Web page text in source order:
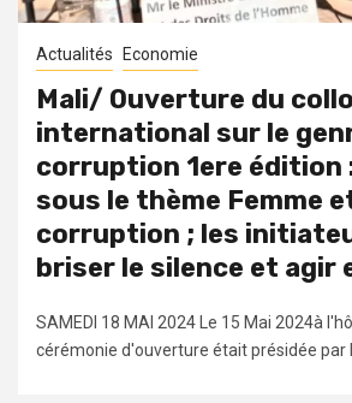
Actualités Economie
Mali/ Ouverture du
international sur le
corruption 1ere édition
sous le thème Femme
corruption ; les
briser le silence et agir
SAMEDI 18 MAI 2024 Le 15 Mai 2024à
cérémonie d'ouverture était présidée par